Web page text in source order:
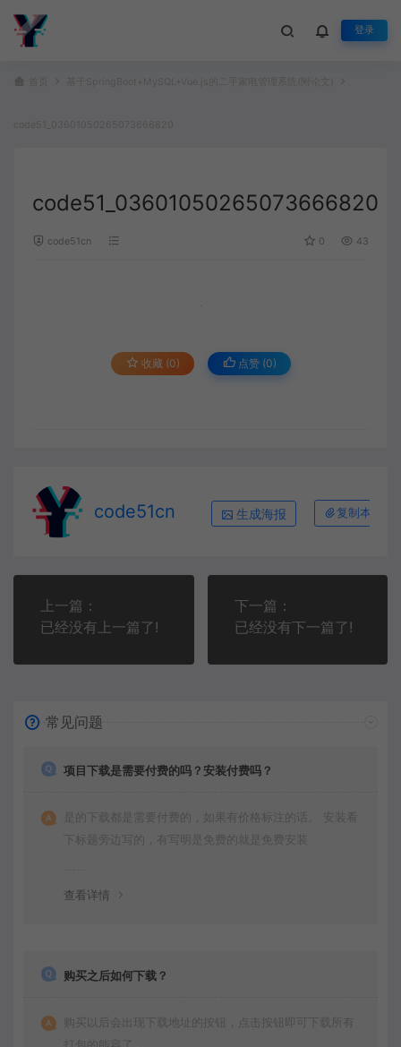
登录
code51_03601050265073666820
code51cn 0 43
收藏 (0) 点赞 (0)
code51cn 生成海报 复制本文链
上一篇：
已经没有上一篇了!
下一篇：
已经没有下一篇了!
常见问题
项目下载是需要付费的吗？安装付费吗？
是的下载都是需要付费的，如果有价格标注的话。 安装看
下标题旁边写的，有写明是免费的就是免费安装
查看详情
购买之后如何下载？
购买以后会出现下载地址的按钮，点击按钮即可下载所有
打包的能容了。